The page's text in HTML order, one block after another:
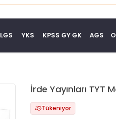
AGS
KPSS GY GK
YKS
LGS
İrde Yayınları TYT
Tükeniyor